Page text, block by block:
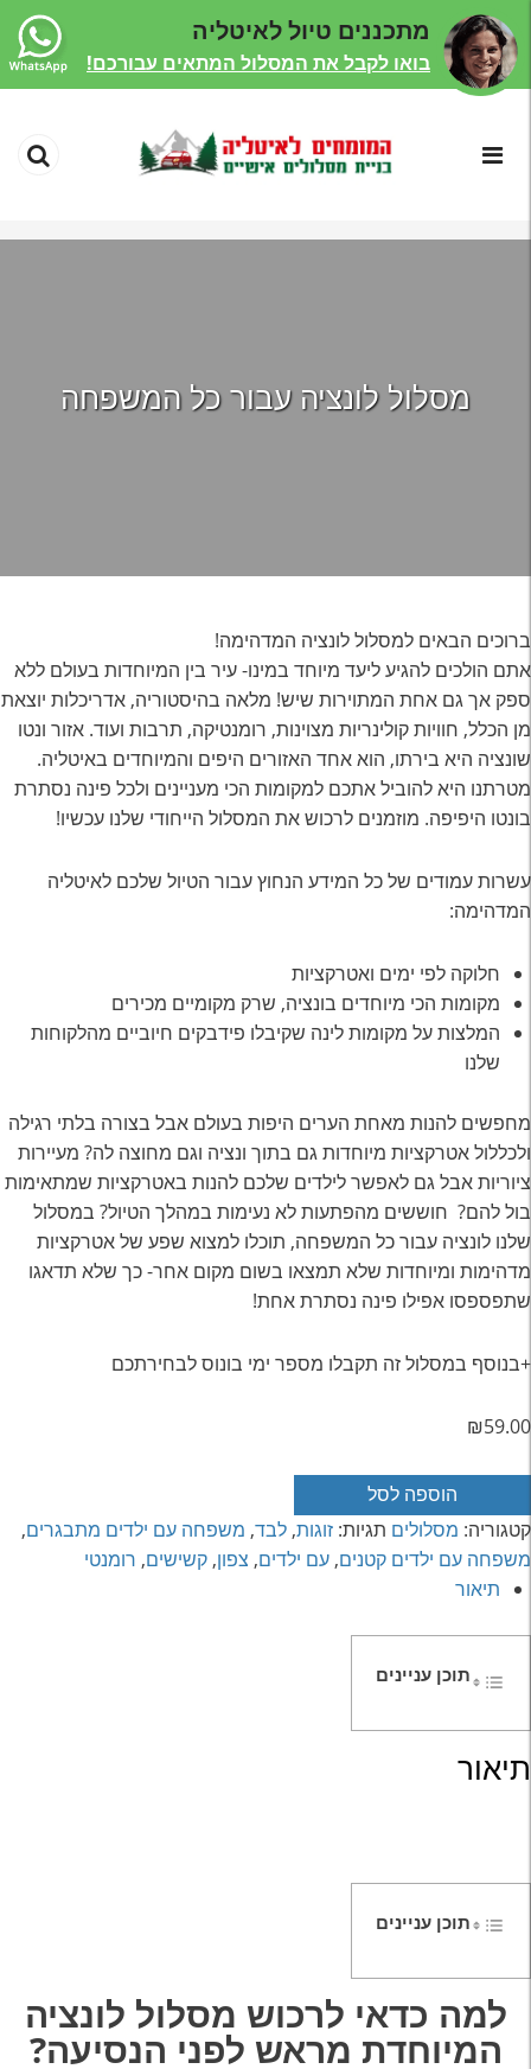
מסלול לונציה עבור כל המשפחה
ברוכים הבאים למסלול לונציה המדהימה!
אתם הולכים להגיע ליעד מיוחד במינו- עיר בין המיוחדות בעולם ללא
ספק אך גם אחת המתוירות שיש! מלאה בהיסטוריה, אדריכלות יוצאת
מן הכלל, חוויות קולינריות מצוינות, רומנטיקה, תרבות ועוד. אזור ונטו
שונציה היא בירתו, הוא אחד האזורים היפים והמיוחדים באיטליה.
מטרתנו היא להוביל אתכם למקומות הכי מעניינים ולכל פינה נסתרת
בונטו היפיפה. מוזמנים לרכוש את המסלול הייחודי שלנו עכשיו!
עשרות עמודים של כל המידע הנחוץ עבור הטיול שלכם לאיטליה
המדהימה:
חלוקה לפי ימים ואטרקציות
מקומות הכי מיוחדים בונציה, שרק מקומיים מכירים
המלצות על מקומות לינה שקיבלו פידבקים חיוביים מהלקוחות
שלנו
מחפשים להנות מאחת הערים היפות בעולם אבל בצורה בלתי רגילה
ולכללול אטרקציות מיוחדות גם בתוך ונציה וגם מחוצה לה? מעיירות
ציוריות אבל גם לאפשר לילדים שלכם להנות באטרקציות שמתאימות
בול להם? חוששים מהפתעות לא נעימות במהלך הטיול? במסלול
שלנו לונציה עבור כל המשפחה, תוכלו למצוא שפע של אטרקציות
מדהימות ומיוחדות שלא תמצאו בשום מקום אחר- כך שלא תדאגו
שתפספסו אפילו פינה נסתרת אחת!
+בנוסף במסלול זה תקבלו מספר ימי בונוס לבחירתכם
₪59.00
של
מסלול
כל
המשפחה
הוספה לסל
קטגוריה: מסלולים תגיות: זוגות, לבד, משפחה עם ילדים מתבגרים,
משפחה עם ילדים קטנים, עם ילדים, צפון, קשישים, רומנטי
תיאור
תוכן עניינים
תיאור
תוכן עניינים
למה כדאי לרכוש מסלול לונציה
המיוחדת מראש לפני הנסיעה?
מתכננים טיול לאיטליה
בואו לקבל את המסלול המתאים עבורכם!